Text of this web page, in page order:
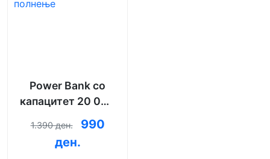
Power Bank со
капацитет 20 000
mAh + кабел за
полнење
1.390 ден.
990
ден.